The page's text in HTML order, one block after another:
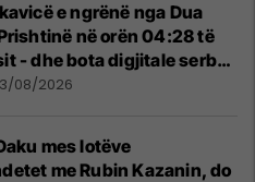
e ngrënë nga Dua
në orën 04:28 të
- dhe bota digjitale serbe
e luftës
08/2026
mes lotëve
me Rubin Kazanin, do